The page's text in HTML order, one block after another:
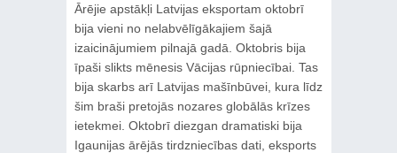
Ārējie apstākļi Latvijas eksportam oktobrī
bija vieni no nelabvēlīgākajiem šajā
izaicinājumiem pilnajā gadā. Oktobris bija
īpaši slikts mēnesis Vācijas rūpniecībai. Tas
bija skarbs arī Latvijas mašīnbūvei, kura līdz
šim braši pretojās nozares globālās krīzes
ietekmei. Oktobrī diezgan dramatiski bija
Igaunijas ārējās tirdzniecības dati, eksports